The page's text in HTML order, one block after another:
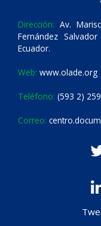
Dirección: Av.
Fernández
Ecuador.
Web: www.olade.org
Teléfono: (593 2)
Correo: